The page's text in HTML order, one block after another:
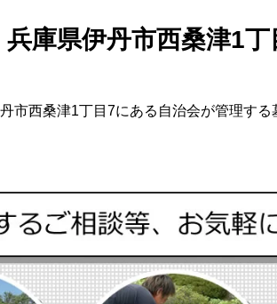
庫県伊丹市西桑津1丁
市西桑津1丁目7にある自治会が管理す